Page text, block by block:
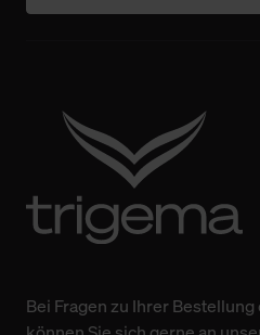
Bei Fragen zu Ihrer